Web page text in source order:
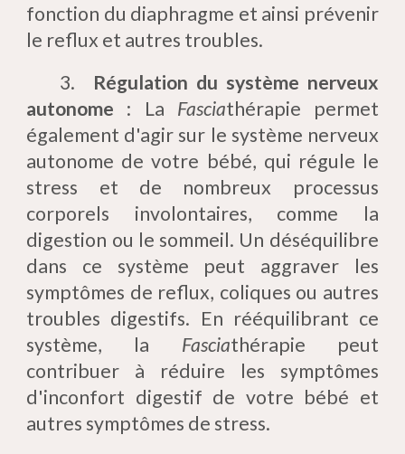
fonction du diaphragme et ainsi prévenir
le reflux et autres troubles.
3.
Régulation du système nerveux
autonome : La Fasciathérapie permet
également d'agir sur le système nerveux
autonome de votre bébé, qui régule le
stress et de nombreux processus
corporels involontaires, comme la
digestion ou le sommeil. Un déséquilibre
dans ce système peut aggraver les
symptômes de reflux, coliques ou autres
troubles digestifs. En rééquilibrant ce
système, la Fasciathérapie peut
contribuer à réduire les symptômes
d'inconfort digestif de votre bébé et
autres symptômes de stress.